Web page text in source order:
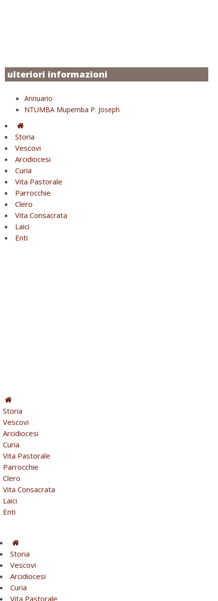
ulteriori informazioni
Annuario
NTUMBA Mupemba P. Joseph
Storia
Vescovi
Arcidiocesi
Curia
Vita Pastorale
Parrocchie
Clero
Vita Consacrata
Laici
Enti
Storia
Vescovi
Arcidiocesi
Curia
Vita Pastorale
Parrocchie
Clero
Vita Consacrata
Laici
Enti
Storia
Vescovi
Arcidiocesi
Curia
Vita Pastorale